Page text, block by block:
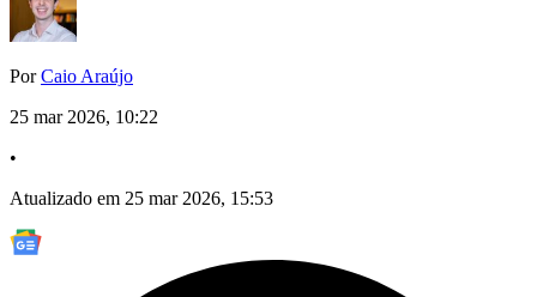
PorCaio Araújo
25 mar 2026, 10:22
•
Atualizado em 25 mar 2026, 15:53